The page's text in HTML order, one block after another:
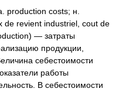
соsts; н.
de revient industriel, соut de
— затраты
продукции,
себестоимости
работы
В себестоимости